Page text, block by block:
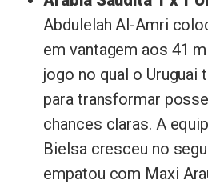
Abdulelah Al-Amri
em vantagem aos 41
jogo no qual o Uruguai
para transformar
chances claras. A
Bielsa cresceu no
empatou com Maxi